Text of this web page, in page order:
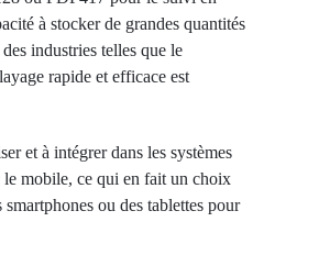
à stocker de grandes quantités
industries telles que le
rapide et efficace est
et à intégrer dans les systèmes
le mobile, ce qui en fait un choix
ou des tablettes pour